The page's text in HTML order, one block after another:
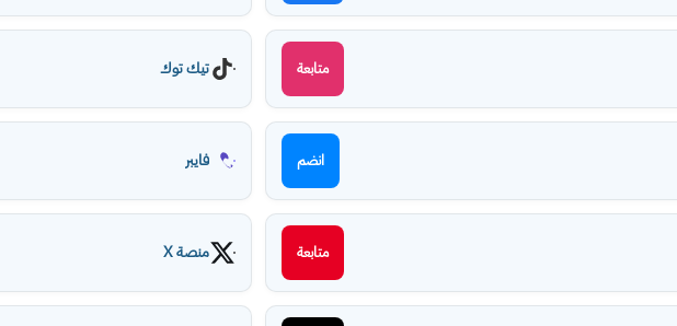
متابعة تيك توك
انضم فايبر
متابعة منصة X